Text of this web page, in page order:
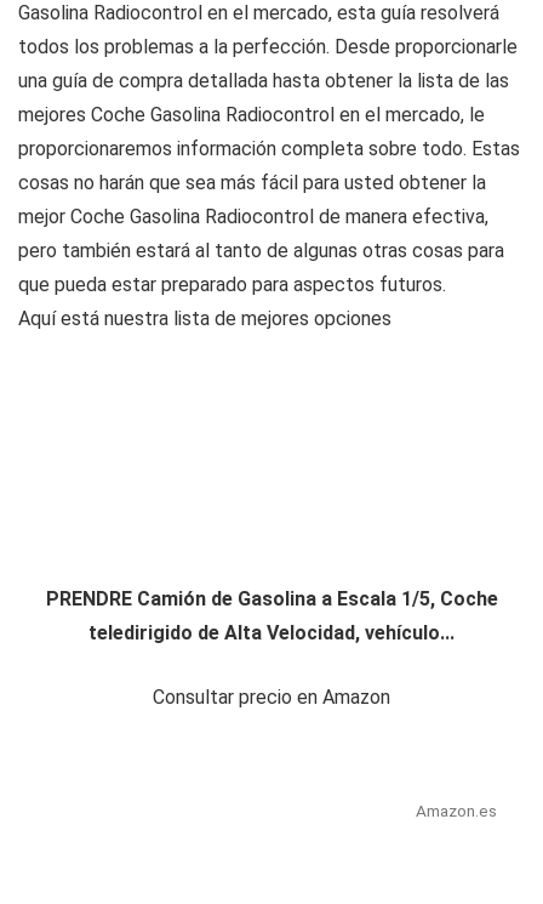
Gasolina Radiocontrol en el mercado, esta guía resolverá
todos los problemas a la perfección. Desde proporcionarle
una guía de compra detallada hasta obtener la lista de las
mejores Coche Gasolina Radiocontrol en el mercado, le
proporcionaremos información completa sobre todo. Estas
cosas no harán que sea más fácil para usted obtener la
mejor Coche Gasolina Radiocontrol de manera efectiva,
pero también estará al tanto de algunas otras cosas para
que pueda estar preparado para aspectos futuros.
Aquí está nuestra lista de mejores opciones
PRENDRE Camión de Gasolina a Escala 1/5, Coche
teledirigido de Alta Velocidad, vehículo...
Consultar precio en Amazon
Amazon.es